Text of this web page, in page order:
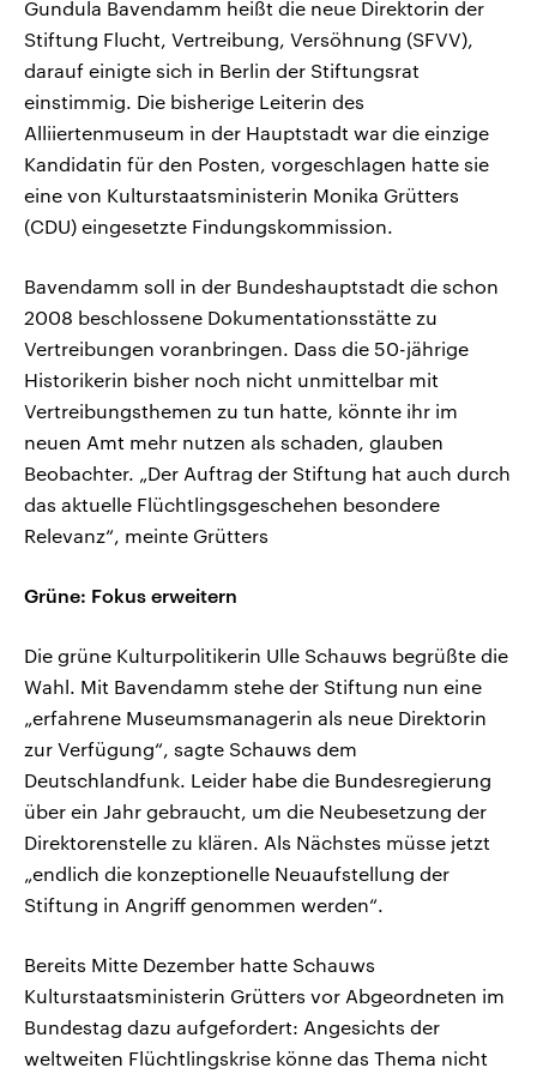
Gundula Bavendamm heißt die neue Direktorin der
Stiftung Flucht, Vertreibung, Versöhnung (SFVV),
darauf einigte sich in Berlin der Stiftungsrat
einstimmig. Die bisherige Leiterin des
Alliiertenmuseum in der Hauptstadt war die einzige
Kandidatin für den Posten, vorgeschlagen hatte sie
eine von Kulturstaatsministerin Monika Grütters
(CDU) eingesetzte Findungskommission.
Bavendamm soll in der Bundeshauptstadt die schon
2008 beschlossene Dokumentationsstätte zu
Vertreibungen voranbringen. Dass die 50-jährige
Historikerin bisher noch nicht unmittelbar mit
Vertreibungsthemen zu tun hatte, könnte ihr im
neuen Amt mehr nutzen als schaden, glauben
Beobachter. „Der Auftrag der Stiftung hat auch durch
das aktuelle Flüchtlingsgeschehen besondere
Relevanz“, meinte Grütters
Grüne: Fokus erweitern
Die grüne Kulturpolitikerin Ulle Schauws begrüßte die
Wahl. Mit Bavendamm stehe der Stiftung nun eine
„erfahrene Museumsmanagerin als neue Direktorin
zur Verfügung“, sagte Schauws dem
Deutschlandfunk. Leider habe die Bundesregierung
über ein Jahr gebraucht, um die Neubesetzung der
Direktorenstelle zu klären. Als Nächstes müsse jetzt
„endlich die konzeptionelle Neuaufstellung der
Stiftung in Angriff genommen werden“.
Bereits Mitte Dezember hatte Schauws
Kulturstaatsministerin Grütters vor Abgeordneten im
Bundestag dazu aufgefordert: Angesichts der
weltweiten Flüchtlingskrise könne das Thema nicht